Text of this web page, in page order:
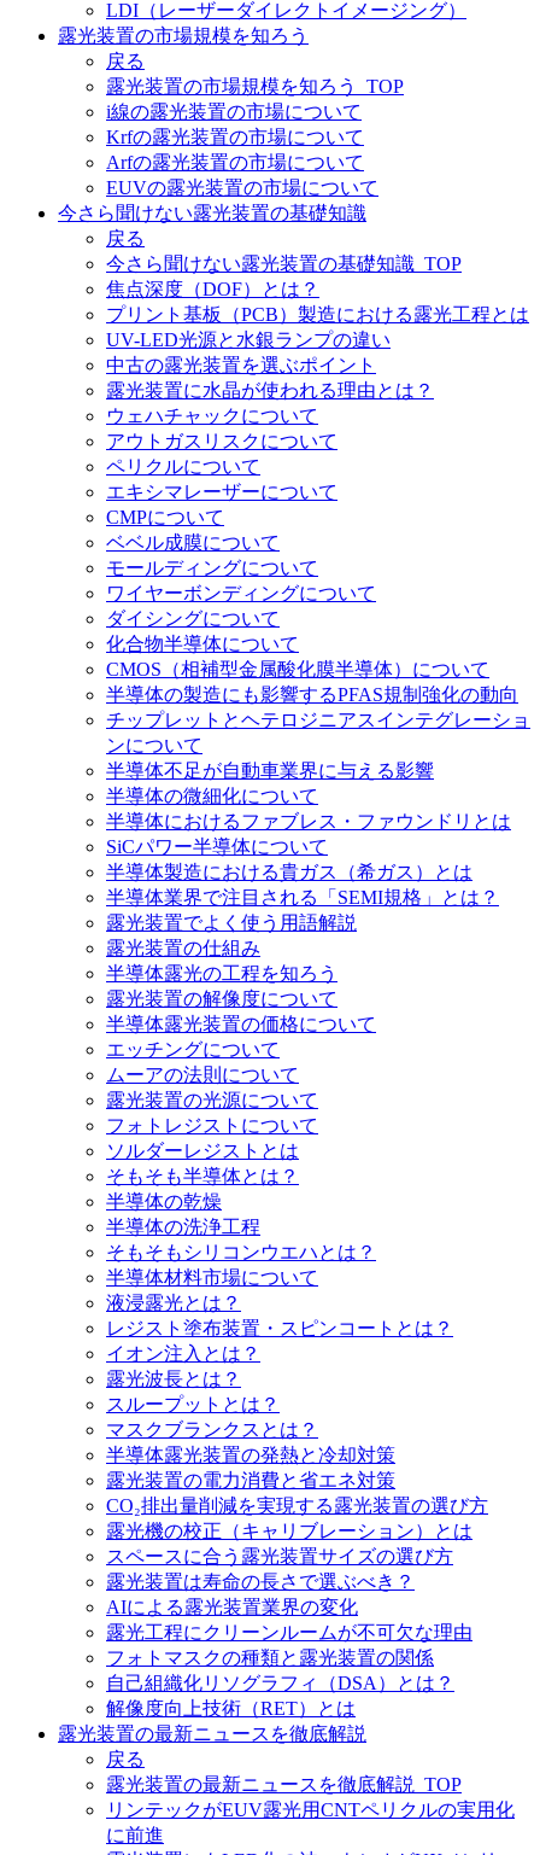
LDI（レーザーダイレクトイメージング）
露光装置の市場規模を知ろう
戻る
露光装置の市場規模を知ろう_TOP
i線の露光装置の市場について
Krfの露光装置の市場について
Arfの露光装置の市場について
EUVの露光装置の市場について
今さら聞けない露光装置の基礎知識
戻る
今さら聞けない露光装置の基礎知識_TOP
焦点深度（DOF）とは？
プリント基板（PCB）製造における露光工程とは
UV-LED光源と水銀ランプの違い
中古の露光装置を選ぶポイント
露光装置に水晶が使われる理由とは？
ウェハチャックについて
アウトガスリスクについて
ペリクルについて
エキシマレーザーについて
CMPについて
ベベル成膜について
モールディングについて
ワイヤーボンディングについて
ダイシングについて
化合物半導体について
CMOS（相補型金属酸化膜半導体）について
半導体の製造にも影響するPFAS規制強化の動向
チップレットとヘテロジニアスインテグレーショ
ンについて
半導体不足が自動車業界に与える影響
半導体の微細化について
半導体におけるファブレス・ファウンドリとは
SiCパワー半導体について
半導体製造における貴ガス（希ガス）とは
半導体業界で注目される「SEMI規格」とは？
露光装置でよく使う用語解説
露光装置の仕組み
半導体露光の工程を知ろう
露光装置の解像度について
半導体露光装置の価格について
エッチングについて
ムーアの法則について
露光装置の光源について
フォトレジストについて
ソルダーレジストとは
そもそも半導体とは？
半導体の乾燥
半導体の洗浄工程
そもそもシリコンウエハとは？
半導体材料市場について
液浸露光とは？
レジスト塗布装置・スピンコートとは？
イオン注入とは？
露光波長とは？
スループットとは？
マスクブランクスとは？
半導体露光装置の発熱と冷却対策
露光装置の電力消費と省エネ対策
CO₂排出量削減を実現する露光装置の選び方
露光機の校正（キャリブレーション）とは
スペースに合う露光装置サイズの選び方
露光装置は寿命の長さで選ぶべき？
AIによる露光装置業界の変化
露光工程にクリーンルームが不可欠な理由
フォトマスクの種類と露光装置の関係
自己組織化リソグラフィ（DSA）とは？
解像度向上技術（RET）とは
露光装置の最新ニュースを徹底解説
戻る
露光装置の最新ニュースを徹底解説_TOP
リンテックがEUV露光用CNTペリクルの実用化
に前進